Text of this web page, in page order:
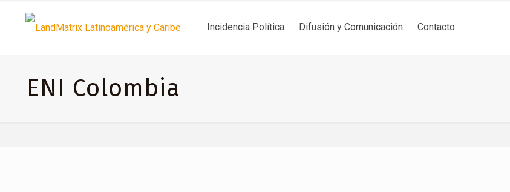
Incidencia Política Difusión y Comunicación Contacto
ENI Colombia